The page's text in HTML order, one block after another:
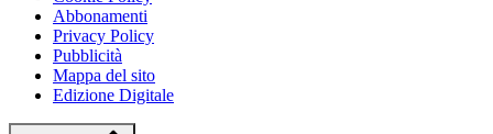
Abbonamenti
Privacy Policy
Pubblicità
Mappa del sito
Edizione Digitale